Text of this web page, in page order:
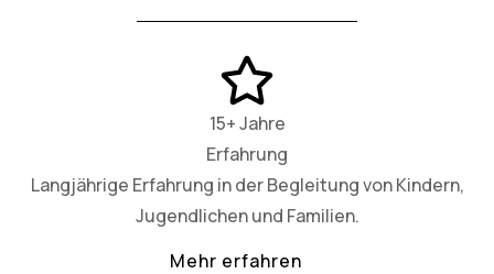
15+ Jahre
Erfahrung
Langjährige Erfahrung in der Begleitung von Kindern,
Jugendlichen und Familien.
Mehr erfahren